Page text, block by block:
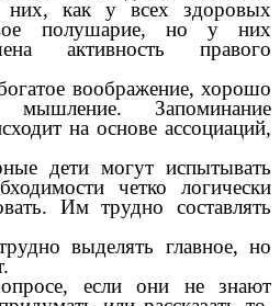
как у всех здоровых
полушарие, но у них
активность правого
воображение, хорошо
мышление. Запоминание
на основе ассоциаций,
дети могут испытывать
четко логически
Им трудно составлять
выделять главное, но
если они не знают